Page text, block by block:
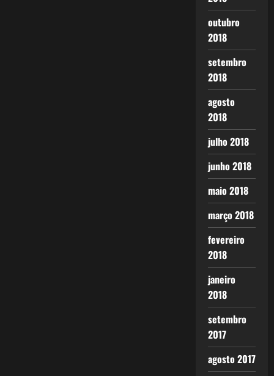
outubro
2018
setembro
2018
agosto
2018
julho 2018
junho 2018
maio 2018
março 2018
fevereiro
2018
janeiro
2018
setembro
2017
agosto 2017